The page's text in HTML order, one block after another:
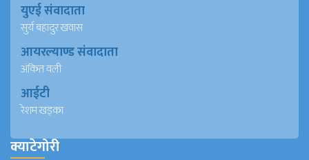
युएई संवादाता
सुर्य बहादुर खवास
आयरल्याण्ड संवादाता
अंकित वली
आईटी
रेशम खड्का
क्याटेगोरी